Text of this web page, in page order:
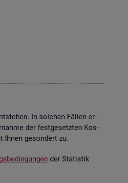
In sol­chen Fäl­len er­
der fest­ge­setz­ten Kos­
Ihnen ge­son­dert zu.
der Sta­tis­tik